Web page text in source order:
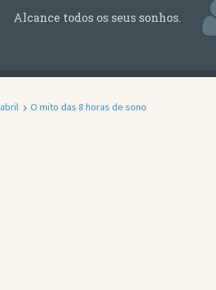
Alcance todos os seus sonhos.
abril O mito das 8 horas de sono